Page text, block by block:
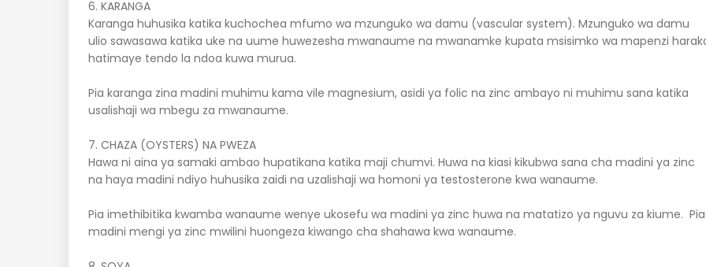
6. KARANGA
Karanga huhusika katika kuchochea mfumo wa mzunguko wa damu (vascular system). Mzunguko wa damu
ulio sawasawa katika uke na uume huwezesha mwanaume na mwanamke kupata msisimko wa mapenzi
hatimaye tendo la ndoa kuwa murua.
Pia karanga zina madini muhimu kama vile magnesium, asidi ya folic na zinc ambayo ni muhimu sana katika
usalishaji wa mbegu za mwanaume.
7. CHAZA (OYSTERS) NA PWEZA
Hawa ni aina ya samaki ambao hupatikana katika maji chumvi. Huwa na kiasi kikubwa sana cha madini ya zinc
na haya madini ndiyo huhusika zaidi na uzalishaji wa homoni ya testosterone kwa wanaume.
Pia imethibitika kwamba wanaume wenye ukosefu wa madini ya zinc huwa na matatizo ya nguvu za kiume. Pia
madini mengi ya zinc mwilini huongeza kiwango cha shahawa kwa wanaume.